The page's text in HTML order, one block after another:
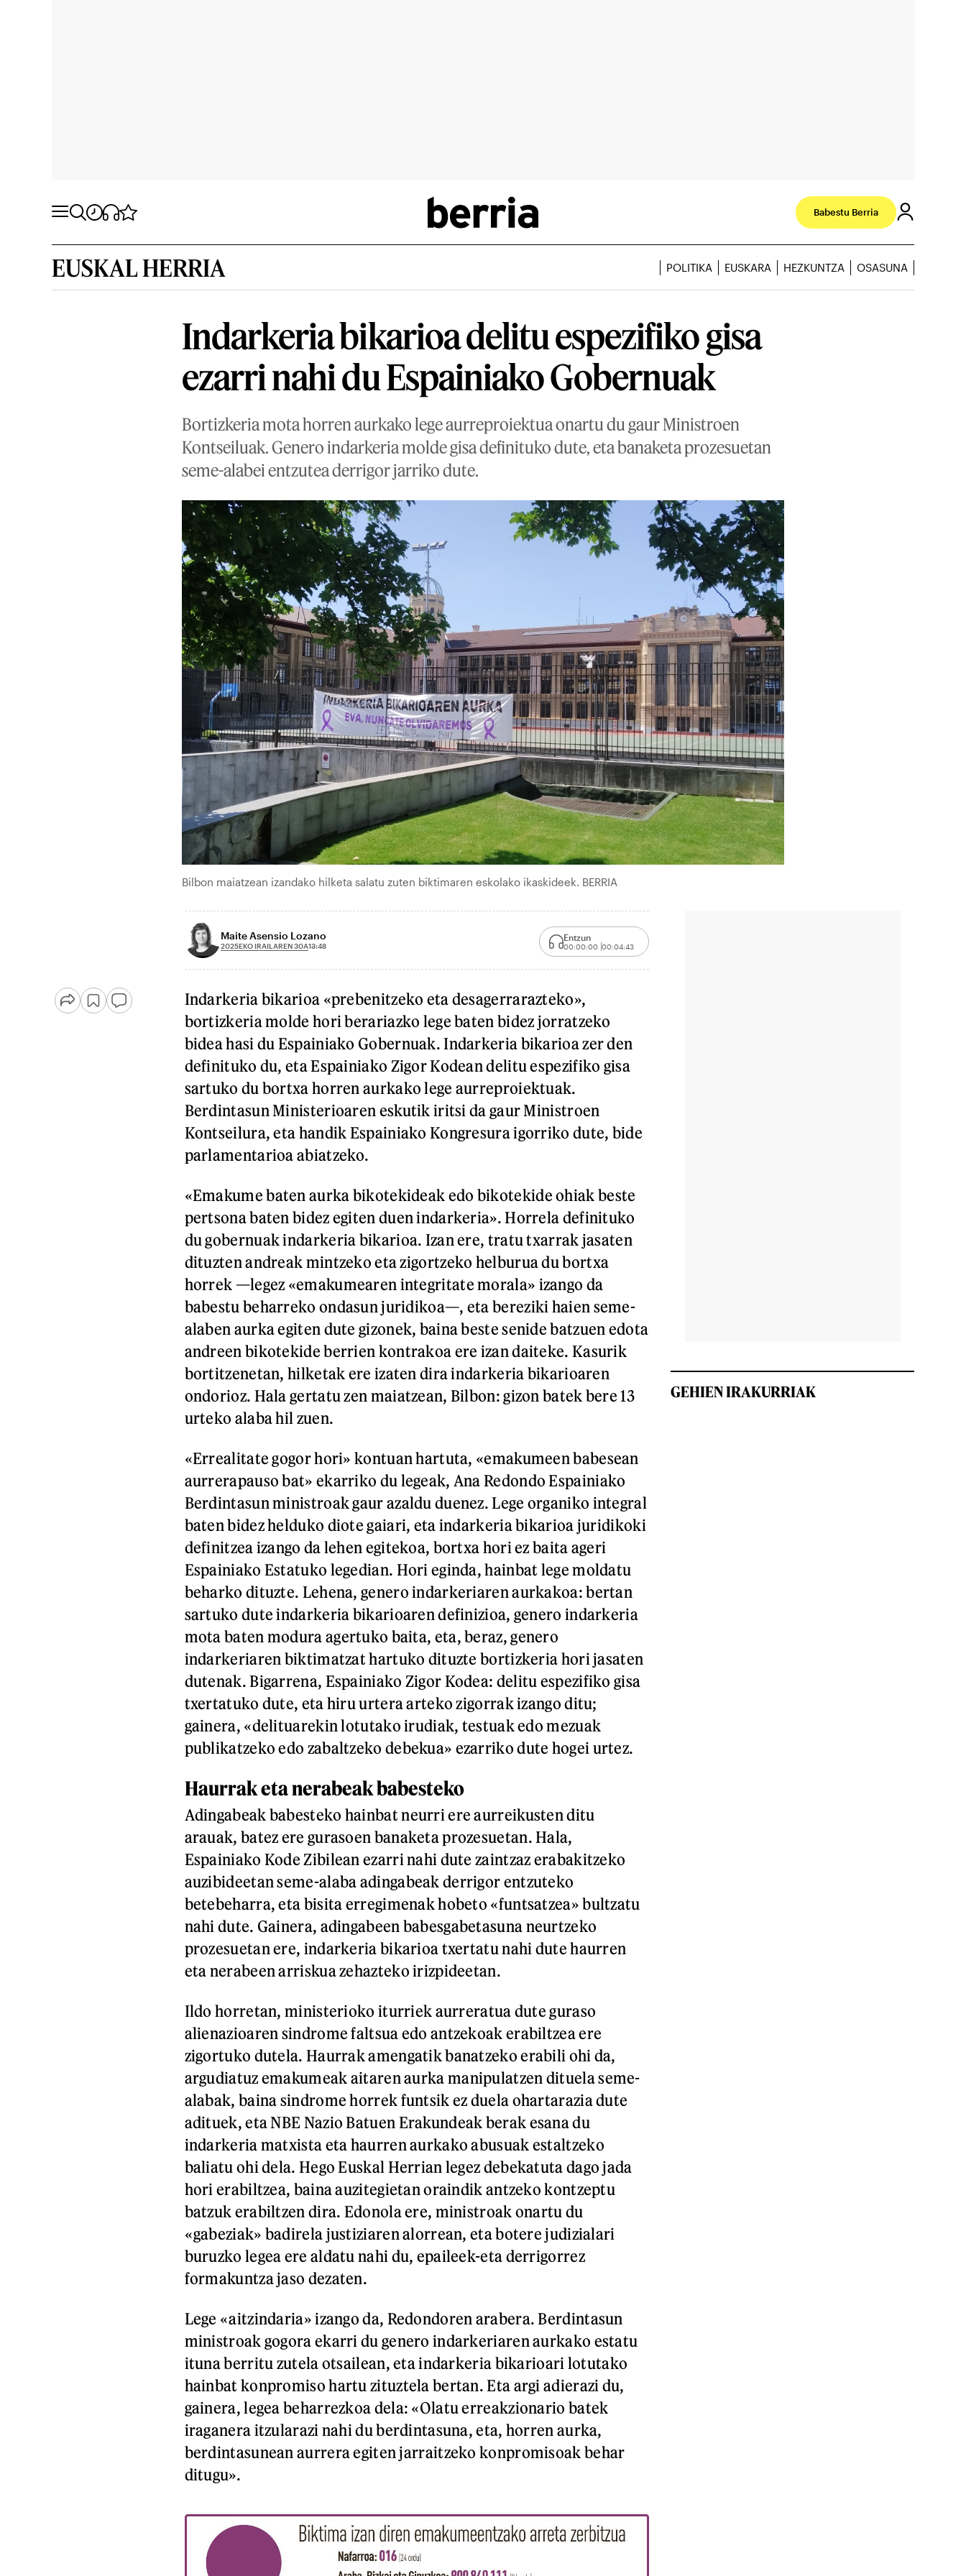
Babestu Berria
EUSKAL HERRIA POLITIKA EUSKARA HEZKUNTZA OSASUNA
Indarkeria bikarioa delitu espezifiko gisa
ezarri nahi du Espainiako Gobernuak
Bortizkeria mota horren aurkako lege aurreproiektua onartu du gaur Ministroen
Kontseiluak. Genero indarkeria molde gisa definituko dute, eta banaketa prozesuetan
seme-alabei entzutea derrigor jarriko dute.
Bilbon maiatzean izandako hilketa salatu zuten biktimaren eskolako ikaskideek. BERRIA
Maite Asensio Lozano
2025EKO IRAILAREN 30A13:48
Entzun
00:00:00 00:04:43
Indarkeria bikarioa «prebenitzeko eta desagerrarazteko»,
bortizkeria molde hori berariazko lege baten bidez jorratzeko
bidea hasi du Espainiako Gobernuak. Indarkeria bikarioa zer den
definituko du, eta Espainiako Zigor Kodean delitu espezifiko gisa
sartuko du bortxa horren aurkako lege aurreproiektuak.
Berdintasun Ministerioaren eskutik iritsi da gaur Ministroen
Kontseilura, eta handik Espainiako Kongresura igorriko dute, bide
parlamentarioa abiatzeko.
«Emakume baten aurka bikotekideak edo bikotekide ohiak beste
pertsona baten bidez egiten duen indarkeria». Horrela definituko
du gobernuak indarkeria bikarioa. Izan ere, tratu txarrak jasaten
dituzten andreak mintzeko eta zigortzeko helburua du bortxa
horrek —legez «emakumearen integritate morala» izango da
babestu beharreko ondasun juridikoa—, eta bereziki haien seme-
alaben aurka egiten dute gizonek, baina beste senide batzuen edota
andreen bikotekide berrien kontrakoa ere izan daiteke. Kasurik
bortitzenetan, hilketak ere izaten dira indarkeria bikarioaren
ondorioz. Hala gertatu zen maiatzean, Bilbon: gizon batek bere 13
urteko alaba hil zuen.
«Errealitate gogor hori» kontuan hartuta, «emakumeen babesean
aurrerapauso bat» ekarriko du legeak, Ana Redondo Espainiako
Berdintasun ministroak gaur azaldu duenez. Lege organiko integral
baten bidez helduko diote gaiari, eta indarkeria bikarioa juridikoki
definitzea izango da lehen egitekoa, bortxa hori ez baita ageri
Espainiako Estatuko legedian. Hori eginda, hainbat lege moldatu
beharko dituzte. Lehena, genero indarkeriaren aurkakoa: bertan
sartuko dute indarkeria bikarioaren definizioa, genero indarkeria
mota baten modura agertuko baita, eta, beraz, genero
indarkeriaren biktimatzat hartuko dituzte bortizkeria hori jasaten
dutenak. Bigarrena, Espainiako Zigor Kodea: delitu espezifiko gisa
txertatuko dute, eta hiru urtera arteko zigorrak izango ditu;
gainera, «delituarekin lotutako irudiak, testuak edo mezuak
publikatzeko edo zabaltzeko debekua» ezarriko dute hogei urtez.
Haurrak eta nerabeak babesteko
Adingabeak babesteko hainbat neurri ere aurreikusten ditu
arauak, batez ere gurasoen banaketa prozesuetan. Hala,
Espainiako Kode Zibilean ezarri nahi dute zaintzaz erabakitzeko
auzibideetan seme-alaba adingabeak derrigor entzuteko
betebeharra, eta bisita erregimenak hobeto «funtsatzea» bultzatu
nahi dute. Gainera, adingabeen babesgabetasuna neurtzeko
prozesuetan ere, indarkeria bikarioa txertatu nahi dute haurren
eta nerabeen arriskua zehazteko irizpideetan.
Ildo horretan, ministerioko iturriek aurreratua dute guraso
alienazioaren sindrome faltsua edo antzekoak erabiltzea ere
zigortuko dutela. Haurrak amengatik banatzeko erabili ohi da,
argudiatuz emakumeak aitaren aurka manipulatzen dituela seme-
alabak, baina sindrome horrek funtsik ez duela ohartarazia dute
adituek, eta NBE Nazio Batuen Erakundeak berak esana du
indarkeria matxista eta haurren aurkako abusuak estaltzeko
baliatu ohi dela. Hego Euskal Herrian legez debekatuta dago jada
hori erabiltzea, baina auzitegietan oraindik antzeko kontzeptu
batzuk erabiltzen dira. Edonola ere, ministroak onartu du
«gabeziak» badirela justiziaren alorrean, eta botere judizialari
buruzko legea ere aldatu nahi du, epaileek-eta derrigorrez
formakuntza jaso dezaten.
Lege «aitzindaria» izango da, Redondoren arabera. Berdintasun
ministroak gogora ekarri du genero indarkeriaren aurkako estatu
ituna berritu zutela otsailean, eta indarkeria bikarioari lotutako
hainbat konpromiso hartu zituztela bertan. Eta argi adierazi du,
gainera, legea beharrezkoa dela: «Olatu erreakzionario batek
iraganera itzularazi nahi du berdintasuna, eta, horren aurka,
berdintasunean aurrera egiten jarraitzeko konpromisoak behar
ditugu».
GEHIEN IRAKURRIAK